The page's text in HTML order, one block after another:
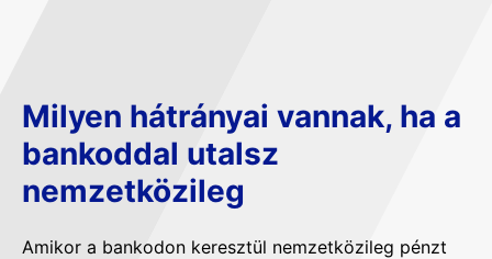
Milyen hátrányai vannak, ha a
bankoddal utalsz
nemzetközileg
Amikor a bankodon keresztül nemzetközileg pénzt